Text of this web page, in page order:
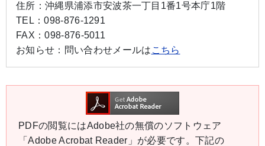
住所： 沖縄県浦添市安波茶一丁目1番1号本庁1階
TEL：098-876-1291
FAX：098-876-5011
お知らせ： 問い合わせメールは こちら
PDFの閲覧にはAdobe社の無償のソフトウェア
「Adobe Acrobat Reader」が必要です。下記の